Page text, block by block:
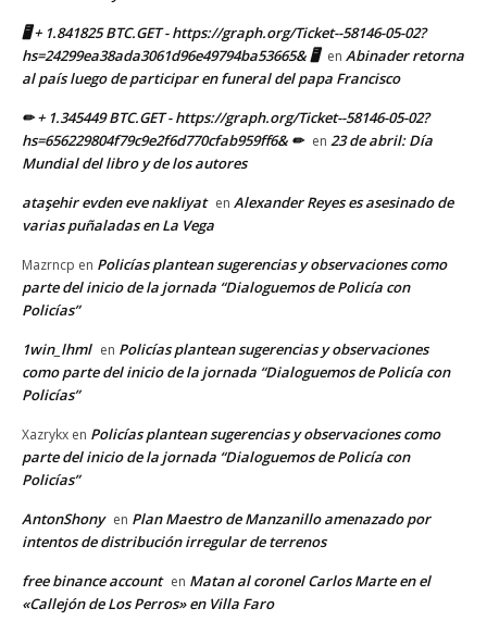
🖥 + 1.841825 BTC.GET - https://graph.org/Ticket--58146-05-02?
hs=24299ea38ada3061d96e49794ba53665& 🖥 en Abinader retorna
al país luego de participar en funeral del papa Francisco
✏ + 1.345449 BTC.GET - https://graph.org/Ticket--58146-05-02?
hs=656229804f79c9e2f6d770cfab959ff6& ✏ en 23 de abril: Día
Mundial del libro y de los autores
ataşehir evden eve nakliyat en Alexander Reyes es asesinado de
varias puñaladas en La Vega
Mazrncp en Policías plantean sugerencias y observaciones como
parte del inicio de la jornada “Dialoguemos de Policía con
Policías”
1win_lhml en Policías plantean sugerencias y observaciones
como parte del inicio de la jornada “Dialoguemos de Policía con
Policías”
Xazrykx en Policías plantean sugerencias y observaciones como
parte del inicio de la jornada “Dialoguemos de Policía con
Policías”
AntonShony en Plan Maestro de Manzanillo amenazado por
intentos de distribución irregular de terrenos
free binance account en Matan al coronel Carlos Marte en el
«Callejón de Los Perros» en Villa Faro